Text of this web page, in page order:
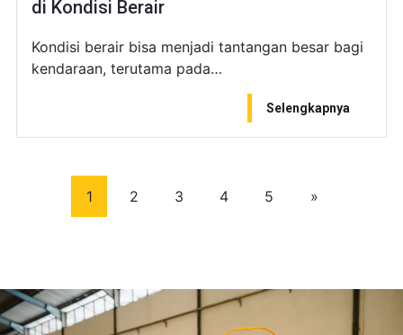
di Kondisi Berair
Kondisi berair bisa menjadi tantangan besar bagi
kendaraan, terutama pada…
Selengkapnya
1 2 3 4 5 »